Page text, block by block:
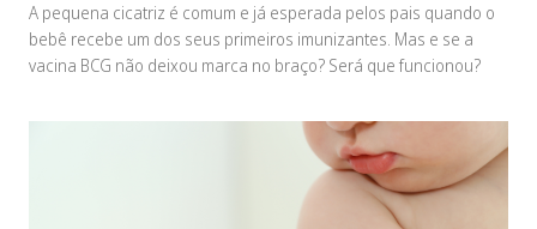
A pequena cicatriz é comum e já esperada pelos pais quando o
bebê recebe um dos seus primeiros imunizantes. Mas e se a
vacina BCG não deixou marca no braço? Será que funcionou?